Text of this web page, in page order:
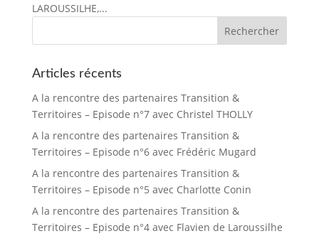
LAROUSSILHE,...
Articles récents
A la rencontre des partenaires Transition &
Territoires – Episode n°7 avec Christel THOLLY
A la rencontre des partenaires Transition &
Territoires – Episode n°6 avec Frédéric Mugard
A la rencontre des partenaires Transition &
Territoires – Episode n°5 avec Charlotte Conin
A la rencontre des partenaires Transition &
Territoires – Episode n°4 avec Flavien de Laroussilhe